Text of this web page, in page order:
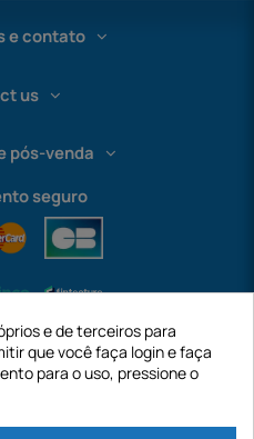
e contato
us
pós-venda
seguro
e de terceiros para
que você faça login e faça
para o uso, pressione o